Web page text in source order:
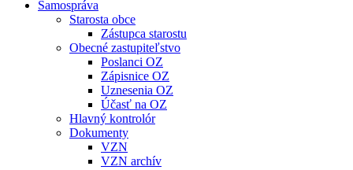
Samospráva
Starosta obce
Zástupca starostu
Obecné zastupiteľstvo
Poslanci OZ
Zápisnice OZ
Uznesenia OZ
Účasť na OZ
Hlavný kontrolór
Dokumenty
VZN
VZN archív